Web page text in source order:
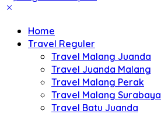
Home
Travel Reguler
Travel Malang Juanda
Travel Juanda Malang
Travel Malang Perak
Travel Malang Surabaya
Travel Batu Juanda